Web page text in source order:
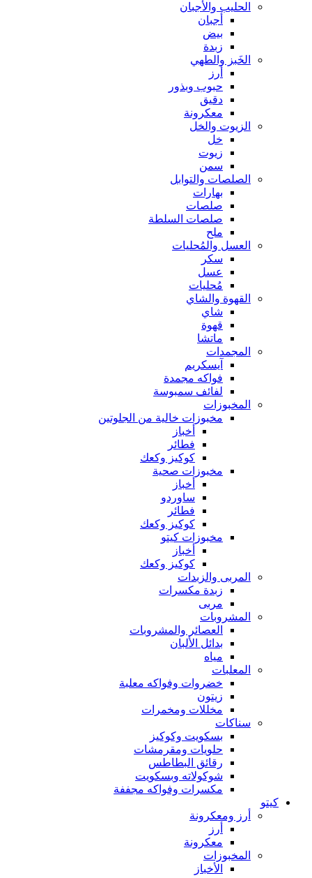
الحليب والأجبان
أجبان
بيض
زبدة
الخَبز والطهي
أرز
حبوب وبذور
دقيق
معكرونة
الزيوت والخل
خل
زيوت
سمن
الصلصات والتوابل
بهارات
صلصات
صلصات السلطة
ملح
العسل والمُحليات
سكر
عسل
مُحليات
القهوة والشاي
شاي
قهوة
ماتشا
المجمدات
آيسكريم
فواكه مجمدة
لفائف سمبوسة
المخبوزات
مخبوزات خالية من الجلوتين
أخباز
فطائر
كوكيز وكعك
مخبوزات صحية
أخباز
ساوردو
فطائر
كوكيز وكعك
مخبوزات كيتو
أخباز
كوكيز وكعك
المربى والزبدات
زبدة مكسرات
مربى
المشروبات
العصائر والمشروبات
بدائل الألبان
مياه
المعلبات
خضروات وفواكه معلبة
زيتون
مخللات ومخمرات
سناكات
بسكويت وكوكيز
حلويات ومقرمشات
رقائق البطاطس
شوكولاته وبسكويت
مكسرات وفواكه مجففة
كيتو
أرز ومعكرونة
أرز
معكرونة
المخبوزات
الأخباز